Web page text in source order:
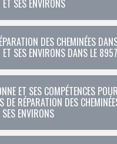
SES ENVIRONS
DES CHEMINÉES
SES ENVIRONS DANS LE
ET SES COMPÉTENCES
DE RÉPARATION DES
ENVIRONS